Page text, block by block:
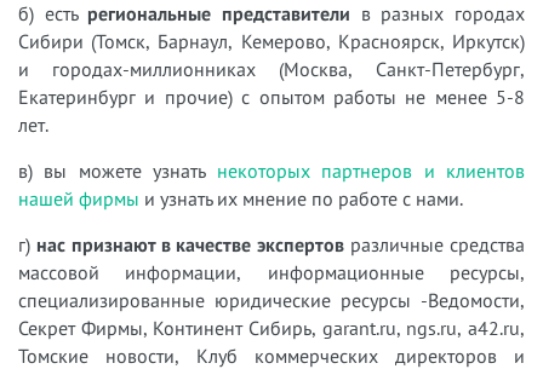
б) есть региональные представители в разных городах
Сибири (Томск, Барнаул, Кемерово, Красноярск, Иркутск)
и городах-миллионниках (Москва, Санкт-Петербург,
Екатеринбург и прочие) с опытом работы не менее 5-8
лет.
в) вы можете узнать некоторых партнеров и клиентов
нашей фирмы и узнать их мнение по работе с нами.
г) нас признают в качестве экспертов различные средства
массовой информации, информационные ресурсы,
специализированные юридические ресурсы -Ведомости,
Секрет Фирмы, Континент Сибирь, garant.ru, ngs.ru, a42.ru,
Томские новости, Клуб коммерческих директоров и